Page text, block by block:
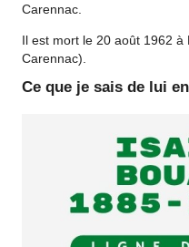
Carennac.
Il est mort le 20 août 1962
Carennac).
Ce que je sais de lui